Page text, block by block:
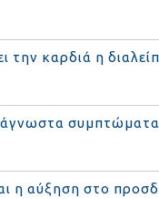
την καρδιά η
άγνωστα
η αύξηση στο